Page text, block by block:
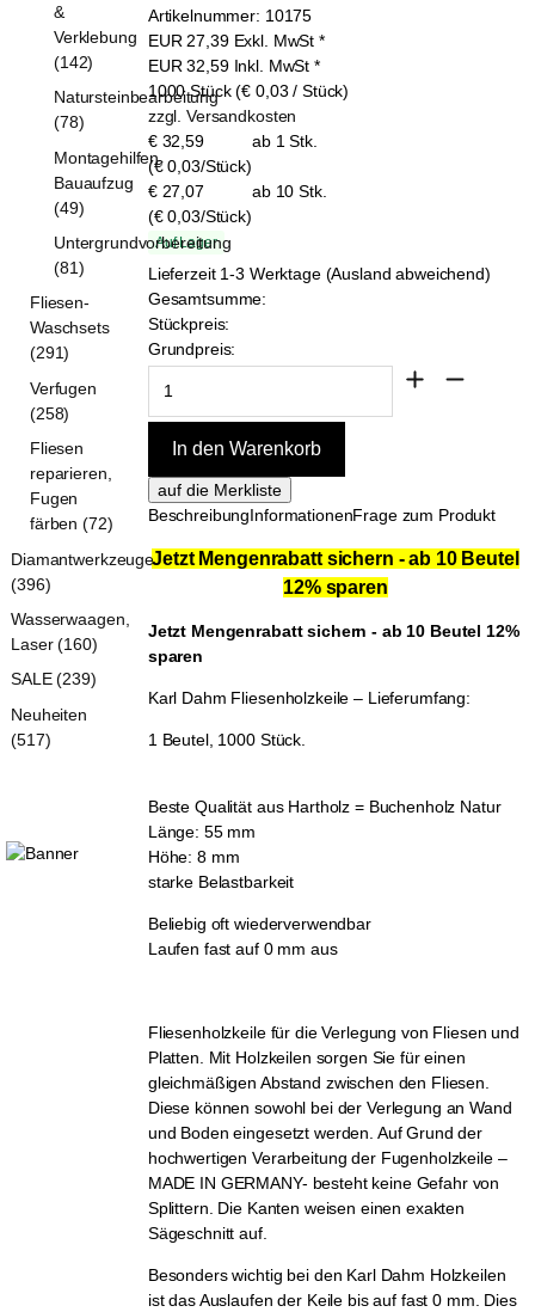
Artikelnummer: 10175
EUR 27,39 Exkl. MwSt *
EUR32,59 Inkl. MwSt *
1000 Stück (€ 0,03 / Stück)
zzgl. Versandkosten
€ 32,59
(€ 0,03/Stück)
ab 1 Stk.
€ 27,07
(€ 0,03/Stück)
ab 10 Stk.
Auf Lager
Lieferzeit 1-3 Werktage (Ausland abweichend)
Gesamtsumme:
Stückpreis:
Grundpreis:
BeschreibungInformationenFrage zum Produkt
Jetzt Mengenrabatt sichern - ab 10 Beutel
12% sparen
Jetzt Mengenrabatt sichern - ab 10 Beutel 12%
sparen
Karl Dahm Fliesenholzkeile – Lieferumfang:
1 Beutel, 1000 Stück.
Beste Qualität aus Hartholz = Buchenholz Natur
Länge: 55 mm
Höhe: 8 mm
starke Belastbarkeit
Beliebig oft wiederverwendbar
Laufen fast auf 0 mm aus
Fliesenholzkeile für die Verlegung von Fliesen und
Platten. Mit Holzkeilen sorgen Sie für einen
gleichmäßigen Abstand zwischen den Fliesen.
Diese können sowohl bei der Verlegung an Wand
und Boden eingesetzt werden. Auf Grund der
hochwertigen Verarbeitung der Fugenholzkeile –
MADE IN GERMANY- besteht keine Gefahr von
Splittern. Die Kanten weisen einen exakten
Sägeschnitt auf.
Besonders wichtig bei den Karl Dahm Holzkeilen
ist das Auslaufen der Keile bis auf fast 0 mm. Dies
&
Verklebung
(142)
Natursteinbearbeitung
(78)
Montagehilfen,
Bauaufzug
(49)
Untergrundvorbereitung
(81)
Fliesen-
Waschsets
(291)
Verfugen
(258)
Fliesen
reparieren,
Fugen
färben (72)
Diamantwerkzeuge
(396)
Wasserwaagen,
Laser (160)
SALE (239)
Neuheiten
(517)